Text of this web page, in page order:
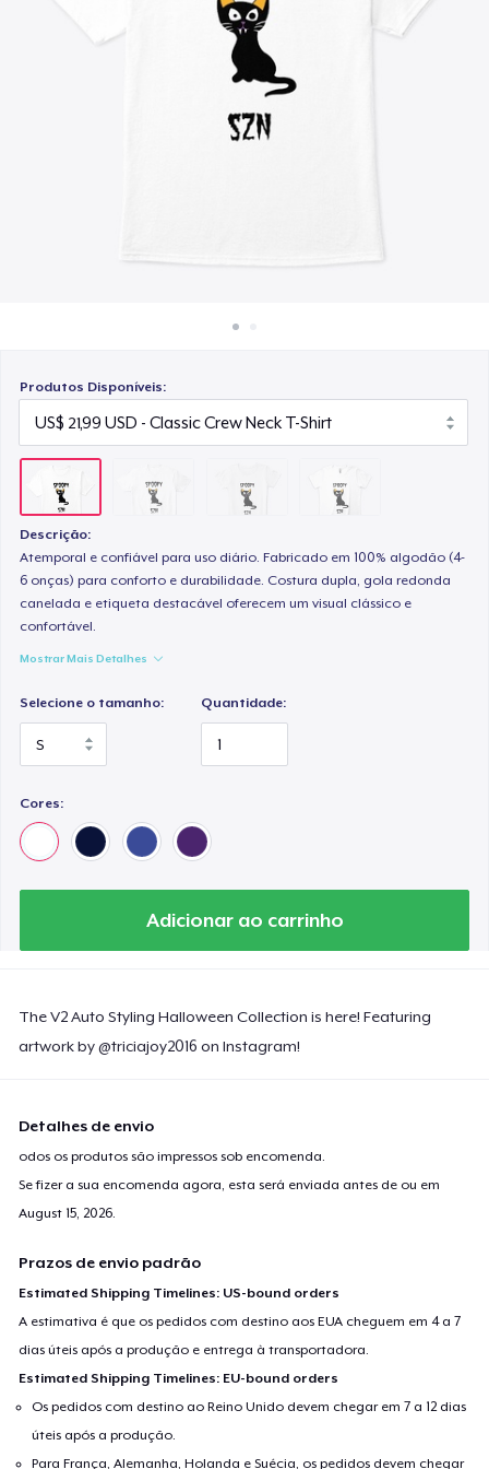
Venda em todo lugar
Venda qualquer coisa
Produtos Disponíveis:
Descrição:
Atemporal e confiável para uso diário. Fabricado em 100% algodão (4-
6 onças) para conforto e durabilidade. Costura dupla, gola redonda
canelada e etiqueta destacável oferecem um visual clássico e
confortável.
Mostrar Mais Detalhes
Selecione o tamanho: Quantidade:
Cores:
Adicionar ao carrinho
The V2 Auto Styling Halloween Collection is here! Featuring
artwork by @triciajoy2016 on Instagram!
Detalhes de envio
odos os produtos são impressos sob encomenda.
Se fizer a sua encomenda agora, esta será enviada antes de ou em
August 15, 2026.
Prazos de envio padrão
Estimated Shipping Timelines: US-bound orders
A estimativa é que os pedidos com destino aos EUA cheguem em 4 a 7
dias úteis após a produção e entrega à transportadora.
Estimated Shipping Timelines: EU-bound orders
Os pedidos com destino ao Reino Unido devem chegar em 7 a 12 dias
úteis após a produção.
Para França, Alemanha, Holanda e Suécia, os pedidos devem chegar
Women's Boyfriend Tee